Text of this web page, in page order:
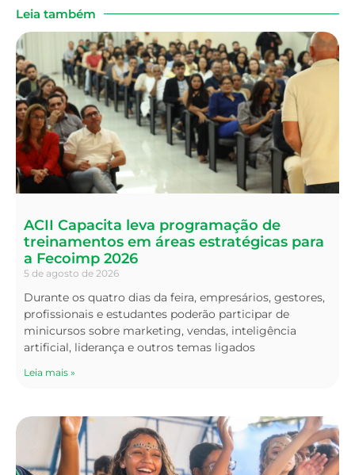
Leia também
ACII Capacita leva programação de
treinamentos em áreas estratégicas para
a Fecoimp 2026
5 de agosto de 2026
Durante os quatro dias da feira, empresários, gestores,
profissionais e estudantes poderão participar de
minicursos sobre marketing, vendas, inteligência
artificial, liderança e outros temas ligados
Leia mais »